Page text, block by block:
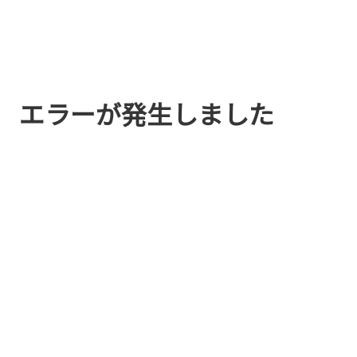
エラーが発生しました